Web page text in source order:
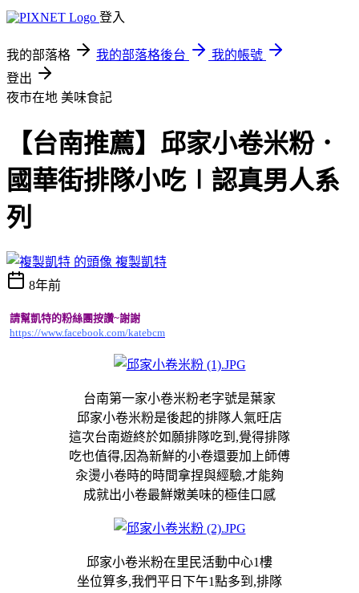
登入
我的部落格 我的部落格後台
我的帳號
登出
夜市在地 美味食記
【台南推薦】邱家小卷米粉．
國華街排隊小吃∣認真男人系
列
複製凱特
8年前
請幫凱特的粉絲團按讚~謝謝
https://www.facebook.com/katebcm
台南第一家小卷米粉老字號是葉家
邱家小卷米粉是後起的排隊人氣旺店
這次台南遊終於如願排隊吃到,覺得排隊
吃也值得,因為新鮮的小卷還要加上師傅
汆燙小卷時的時間拿捏與經驗,才能夠
成就出小卷最鮮嫩美味的極佳口感
邱家小卷米粉在里民活動中心1樓
坐位算多,我們平日下午1點多到,排隊